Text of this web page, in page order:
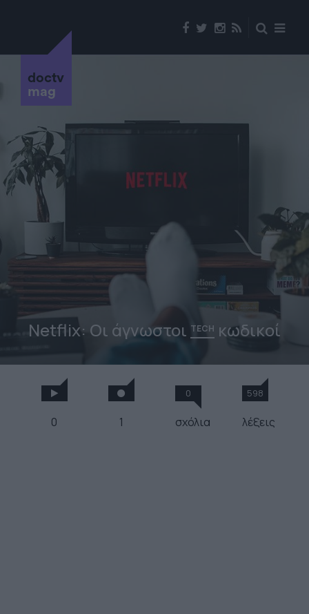
doctv
mag
Netflix: Οι άγνωστοι TECH κωδικοί
0 1
0
σχόλια
598
λέξεις